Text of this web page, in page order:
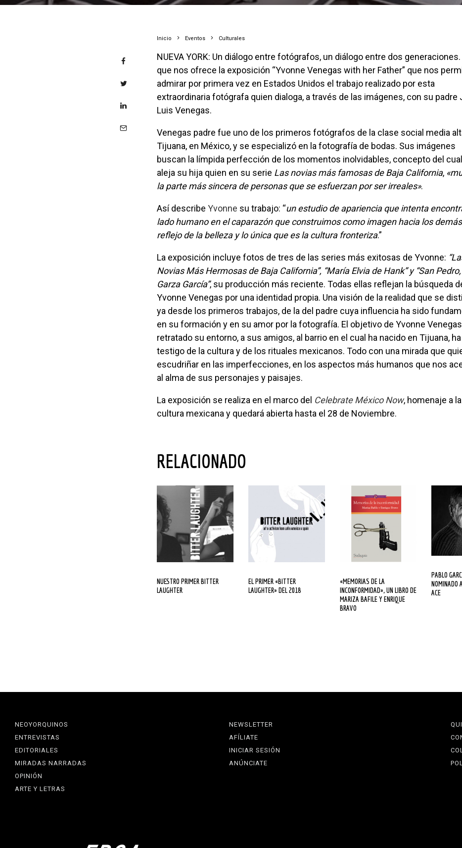
Inicio Eventos Culturales
NUEVA YORK: Un diálogo entre fotógrafos, un diálogo entre dos generaciones. Es lo
que nos ofrece la exposición “Yvonne Venegas with her Father” que nos
admirar por primera vez en Estados Unidos el trabajo realizado por esta
extraordinaria fotógrafa quien dialoga, a través de las imágenes, con su padre
Luis Venegas.
Venegas padre fue uno de los primeros fotógrafos de la clase social media alta de
Tijuana, en México, y se especializó en la fotografía de bodas. Sus imágenes
buscan la límpida perfección de los momentos inolvidables, concepto del
aleja su hija quien en su serie Las novias más famosas de Baja California,
la parte más sincera de personas que se esfuerzan por ser irreales».
Así describe Yvonne su trabajo: “un estudio de apariencia que intenta
lado humano en el caparazón que construimos como imagen hacia los
reflejo de la belleza y lo única que es la cultura fronteriza.”
La exposición incluye fotos de tres de las series más exitosas de Yvonne:
Novias Más Hermosas de Baja California”, “María Elvia de Hank” y “San Pedro,
Garza García”, su producción más reciente. Todas ellas reflejan la búsqueda
Yvonne Venegas por una identidad propia. Una visión de la realidad que se
ya desde los primeros trabajos, de la del padre cuya influencia ha sido
en su formación y en su amor por la fotografía. El objetivo de Yvonne
retratado su entorno, a sus amigos, al barrio en el cual ha nacido en Tijuana,
testigo de la cultura y de los rituales mexicanos. Todo con una mirada que
escudriñar en las imperfecciones, en los aspectos más humanos que nos
al alma de sus personajes y paisajes.
La exposición se realiza en el marco del Celebrate México Now, homenaje a la
cultura mexicana y quedará abierta hasta el 28 de Noviembre.
RELACIONADO
NUESTRO PRIMER BITTER
LAUGHTER
EL PRIMER «BITTER
LAUGHTER» DEL 2018
«MEMORIAS DE LA
INCONFORMIDAD», UN LIBRO DE
MARIZA BAFILE Y ENRIQUE
BRAVO
PABLO GARCÍA GÁMEZ
NOMINADO
ACE
NEOYORQUINOS
ENTREVISTAS
EDITORIALES
MIRADAS NARRADAS
OPINIÓN
ARTE Y LETRAS
NEWSLETTER
AFÍLIATE
INICIAR SESIÓN
ANÚNCIATE